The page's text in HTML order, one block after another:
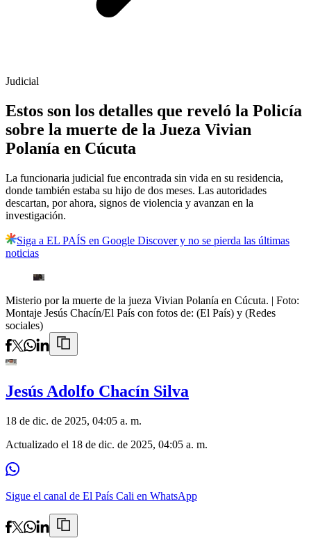
Judicial
Estos son los detalles que reveló la Policía
sobre la muerte de la Jueza Vivian
Polanía en Cúcuta
La funcionaria judicial fue encontrada sin vida en su residencia,
donde también estaba su hijo de dos meses. Las autoridades
descartan, por ahora, signos de violencia y avanzan en la
investigación.
Siga a EL PAÍS en Google Discover y no se pierda las últimas
noticias
Misterio por la muerte de la jueza Vivian Polanía en Cúcuta. | Foto:
Montaje Jesús Chacín/El País con fotos de: (El País) y (Redes
sociales)
Jesús Adolfo Chacín Silva
18 de dic. de 2025, 04:05 a. m.
Actualizado el 18 de dic. de 2025, 04:05 a. m.
Sigue el canal de El País Cali en WhatsApp